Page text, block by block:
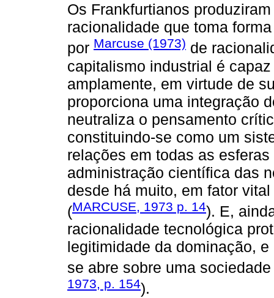
Os Frankfurtianos
racionalidade que toma
por Marcuse (1973) de
capitalismo industrial é
amplamente, em virtude de
proporciona uma integração
neutraliza o pensamento
constituindo-se como um
relações em todas as
administração científica das
desde há muito, em fator
(MARCUSE, 1973 p. 14). E,
racionalidade tecnológica
legitimidade da dominação,
se abre sobre uma
1973, p. 154).